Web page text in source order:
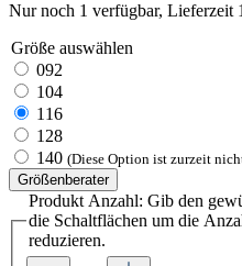
Nur noch 1 verfügbar, Lieferzeit
Größe auswählen
092
104
116
128
140 (Diese Option ist zurzeit
Größenberater
Produkt Anzahl: Gib den
die Schaltflächen um die
reduzieren.